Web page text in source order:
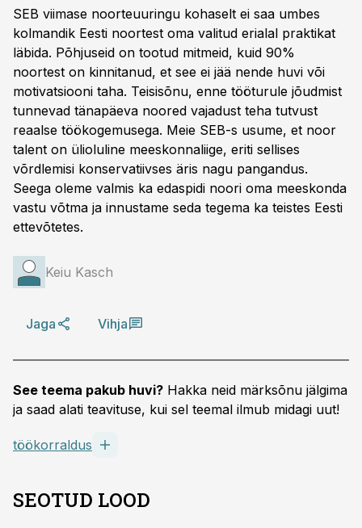
SEB viimase noorteuuringu kohaselt ei saa umbes
kolmandik Eesti noortest oma valitud erialal praktikat
läbida. Põhjuseid on tootud mitmeid, kuid 90%
noortest on kinnitanud, et see ei jää nende huvi või
motivatsiooni taha. Teisisõnu, enne tööturule jõudmist
tunnevad tänapäeva noored vajadust teha tutvust
reaalse töökogemusega. Meie SEB-s usume, et noor
talent on ülioluline meeskonnaliige, eriti sellises
võrdlemisi konservatiivses äris nagu pangandus.
Seega oleme valmis ka edaspidi noori oma meeskonda
vastu võtma ja innustame seda tegema ka teistes Eesti
ettevõtetes.
Keiu Kasch
Jaga Vihja
See teema pakub huvi? Hakka neid märksõnu jälgima
ja saad alati teavituse, kui sel teemal ilmub midagi uut!
töökorraldus
SEOTUD LOOD